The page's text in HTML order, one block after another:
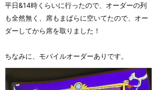
平日&14時くらいに行ったので、オーダーの列
も全然無く、席もまばらに空いてたので、オー
ダーしてから席を取りました！
ちなみに、モバイルオーダーありです。